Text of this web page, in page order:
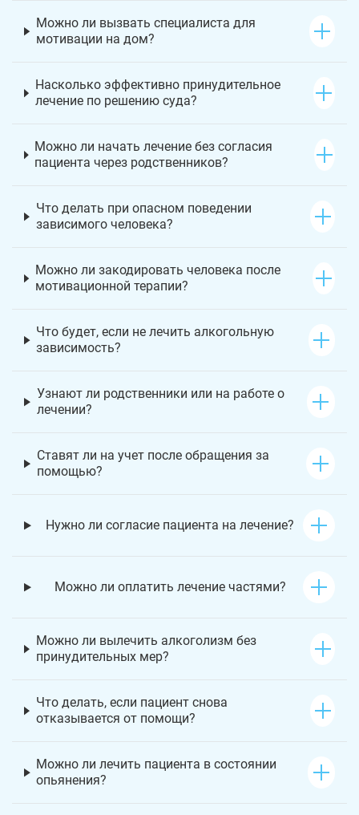
Можно ли вызвать специалиста для
мотивации на дом?
Насколько эффективно принудительное
лечение по решению суда?
Можно ли начать лечение без согласия
пациента через родственников?
Что делать при опасном поведении
зависимого человека?
Можно ли закодировать человека после
мотивационной терапии?
Что будет, если не лечить алкогольную
зависимость?
Узнают ли родственники или на работе о
лечении?
Ставят ли на учет после обращения за
помощью?
Нужно ли согласие пациента на лечение?
Можно ли оплатить лечение частями?
Можно ли вылечить алкоголизм без
принудительных мер?
Что делать, если пациент снова
отказывается от помощи?
Можно ли лечить пациента в состоянии
опьянения?